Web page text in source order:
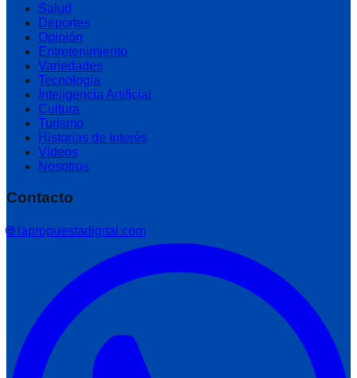
Salud
Deportes
Opinión
Entretenimiento
Variedades
Tecnología
Inteligencia Artificial
Cultura
Turismo
Historias de Interés
Videos
Nosotros
Contacto
🌐 lapropuestadigital.com